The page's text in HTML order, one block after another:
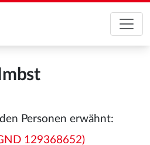
Imbst
Personen erwähnt:
129368652)